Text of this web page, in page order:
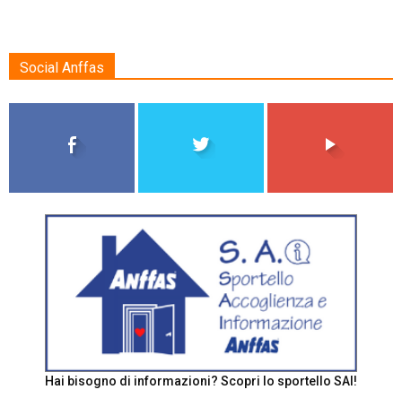
Social Anffas
Hai bisogno di informazioni? Scopri lo sportello SAI!